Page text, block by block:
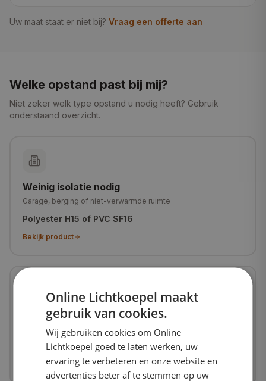
Uw maat staat er niet bij? Vraag een offerte aan
Welke opstand past bij mij?
Niet zeker welk type opstand u nodig heeft? Gebruik
onderstaand overzicht.
Weinig isolatie nodig
Garage, berging of niet-verwarmde ruimte
Polyester H15 of PVC SF16
Bekijk product
Standaard woning
Goed geïsoleerde woonruimte
Polyester E30/6 (beste keuze)
Bekijk product
Online Lichtkoepel maakt
gebruik van cookies.
Wij gebruiken cookies om Online
Lichtkoepel goed te laten werken, uw
ervaring te verbeteren en onze website en
advertenties beter af te stemmen op uw